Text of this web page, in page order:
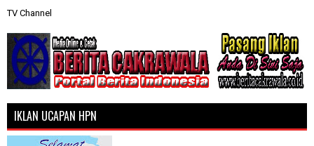
TV Channel
IKLAN UCAPAN HPN